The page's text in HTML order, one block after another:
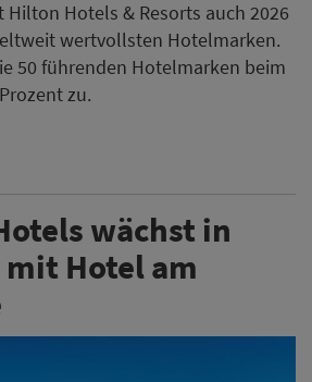
Hilton Hotels & Resorts auch 2026
wertvollsten Hotelmarken.
50 führenden Hotelmarken beim
zu.
wächst in
Hotel am